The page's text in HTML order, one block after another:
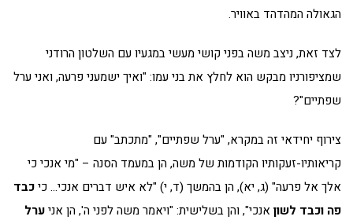
הגאולה המהדהד באוויר.
לצד זאת, ניצב משה בפני קושי מעשי במגעיו עם השלטון הרודני
שמציפורניו מבקש הוא לחלץ את בני עמו: "ואיך ישמעני פרעה, ואני ערל
שפתיים"?
צירוף יחידאי זה במקרא, "ערל שפתיים", "מתכתב" עם
קריאותיו-זעקותיו הקודמות של משה, הן במעמד הסנה – "מי אנכי כי
אלך אל פרעה" (ג, יא), הן בהמשך (ד, י) "לא איש דברים אנכי… כיכבד
פה וכבד לשון אנכי", והן בשלישית: "ויאמר משה לפני ה', הן אניערל